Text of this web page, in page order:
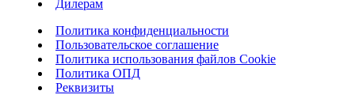
Дилерам
Политика конфиденциальности
Пользовательское соглашение
Политика использования файлов Cookie
Политика ОПД
Реквизиты